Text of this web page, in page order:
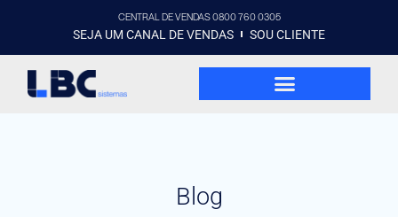
CENTRAL DE VENDAS 0800 760 0305
SEJA UM CANAL DE VENDAS SOU CLIENTE
Blog